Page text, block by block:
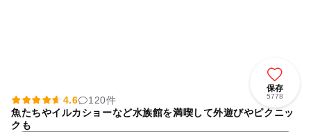
保存
5778
4.6
120件
魚たちやイルカショーなど水族館を満喫して外遊びやピクニッ
クも